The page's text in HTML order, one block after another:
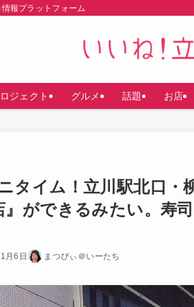
報プラットフォーム
ジェクト グルメ 話題 お店
タイム！立川駅北口・
ができるみたい。寿
月6日 まつぴぃ＠いーたち